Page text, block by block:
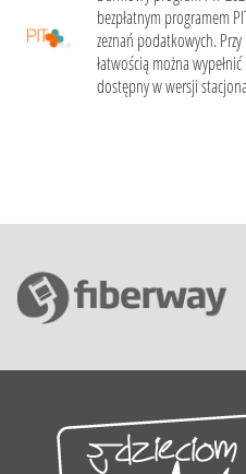
bezpłatnym programem
zeznań podatkowych.
łatwością można
dostępny w wersji